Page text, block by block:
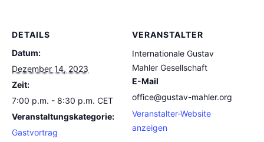
DETAILS
Datum:
Dezember 14, 2023
Zeit:
7:00 p.m. - 8:30 p.m. CET
Veranstaltungskategorie:
Gastvortrag
VERANSTALTER
Internationale Gustav
Mahler Gesellschaft
E-Mail
office@gustav-mahler.org
Veranstalter-Website
anzeigen